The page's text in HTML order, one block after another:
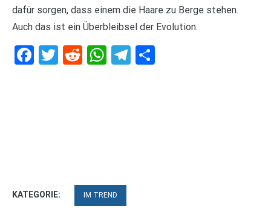
dafür sorgen, dass einem die Haare zu Berge stehen.
Auch das ist ein Überbleibsel der Evolution.
Facebook
Twitter
RedditWhatsApp
Telegram
KATEGORIE: IM TREND